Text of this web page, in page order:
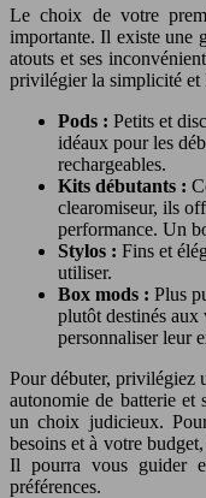
Le choix de votre
importante. Il existe une
atouts et ses
privilégier la simplicité et
Pods : Petits et
idéaux pour les
rechargeables.
Kits débutants :
clearomiseur, ils
performance. Un
Stylos : Fins et
utiliser.
Box mods : Plus
plutôt destinés aux
personnaliser leur
Pour débuter, privilégiez
autonomie de batterie et
un choix judicieux.
besoins et à votre
Il pourra vous guider
préférences.